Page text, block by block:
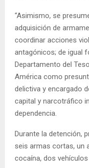
“Asimismo, se
adquisición de
coordinar acciones
antagónicos; de igual
Departamento del
América como
delictiva y encargado
capital y narcotráfico
dependencia.
Durante la detención,
seis armas cortas, un
cocaína, dos